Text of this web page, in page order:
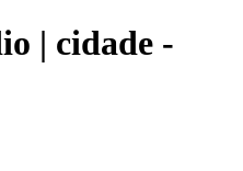
| cidade -